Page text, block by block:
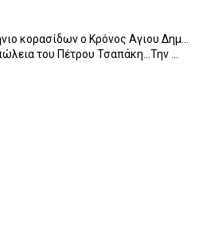
κορασίδων ο Κρόνος Αγιου Δημ...
του Πέτρου Τσαπάκη...Την ...